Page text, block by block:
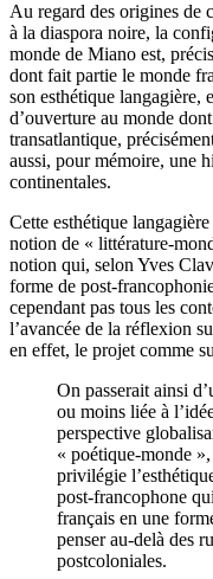
Au regard des origines de
à la diaspora noire, la
monde de Miano est,
dont fait partie le monde
son esthétique langagière,
d’ouverture au monde
transatlantique,
aussi, pour mémoire, une
continentales.
Cette esthétique
notion de « littérature-
notion qui, selon Yves
forme de post-
cependant pas tous les
l’avancée de la réflexion
en effet, le projet comme
On passerait ainsi
ou moins liée à
perspective
« poétique-monde
privilégie
post-francophone
français en une
penser au-delà des
postcoloniales.